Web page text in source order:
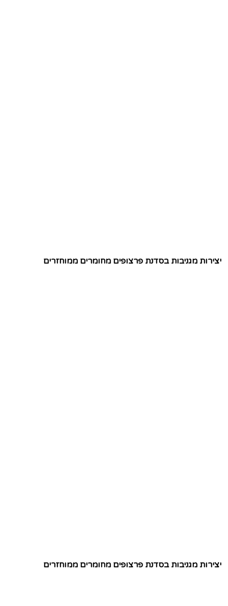
יצירות מגניבות בסדנת פרצופים מחומרים ממוחזרים
יצירות מגניבות בסדנת פרצופים מחומרים ממוחזרים